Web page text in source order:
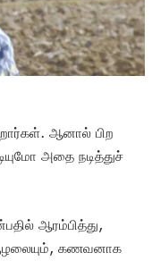
ஆனால் பிற
அதை நடித்துச்
ஆரம்பித்து,
கணவனாக